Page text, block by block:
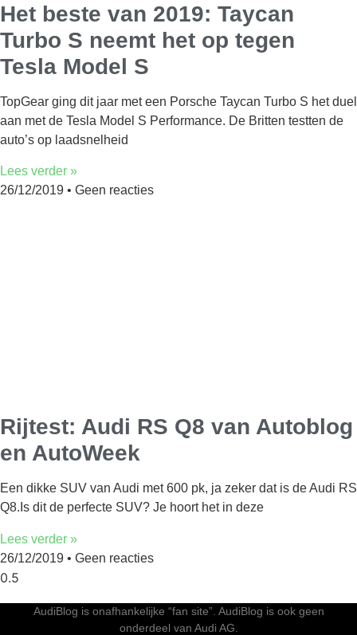
Het beste van 2019: Taycan
Turbo S neemt het op tegen
Tesla Model S
TopGear ging dit jaar met een Porsche Taycan Turbo S het duel
aan met de Tesla Model S Performance. De Britten testten de
auto’s op laadsnelheid
Lees verder »
26/12/2019
Geen reacties
Rijtest: Audi RS Q8 van Autoblog
en AutoWeek
Een dikke SUV van Audi met 600 pk, ja zeker dat is de Audi RS
Q8.Is dit de perfecte SUV? Je hoort het in deze
Lees verder »
26/12/2019
Geen reacties
AudiBlog is onafhankelijke “fan site”. AudiBlog is ook geen
onderdeel van Audi AG.